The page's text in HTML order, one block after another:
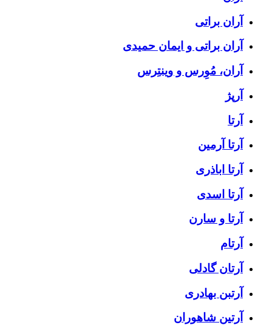
آران براتی
آران براتی و ایمان حمیدی
آران، مُوِرس و وینتِرس
آرپژ
آرتا
آرتا آرمین
آرتا اباذری
آرتا اسدی
آرتا و سارن
آرتام
آرتان گادلی
آرتبن بهادری
آرتين شاهوران